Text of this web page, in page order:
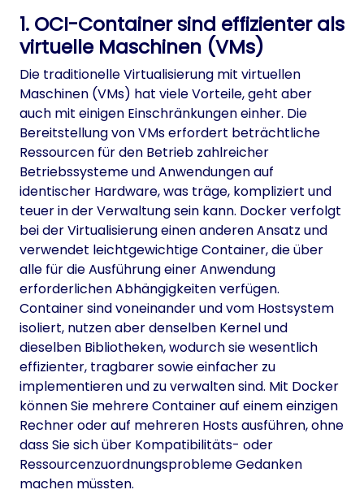
1. OCI-Container sind effizienter als
virtuelle Maschinen (VMs)
Die traditionelle Virtualisierung mit virtuellen
Maschinen (VMs) hat viele Vorteile, geht aber
auch mit einigen Einschränkungen einher. Die
Bereitstellung von VMs erfordert beträchtliche
Ressourcen für den Betrieb zahlreicher
Betriebssysteme und Anwendungen auf
identischer Hardware, was träge, kompliziert und
teuer in der Verwaltung sein kann. Docker verfolgt
bei der Virtualisierung einen anderen Ansatz und
verwendet leichtgewichtige Container, die über
alle für die Ausführung einer Anwendung
erforderlichen Abhängigkeiten verfügen.
Container sind voneinander und vom Hostsystem
isoliert, nutzen aber denselben Kernel und
dieselben Bibliotheken, wodurch sie wesentlich
effizienter, tragbarer sowie einfacher zu
implementieren und zu verwalten sind. Mit Docker
können Sie mehrere Container auf einem einzigen
Rechner oder auf mehreren Hosts ausführen, ohne
dass Sie sich über Kompatibilitäts- oder
Ressourcenzuordnungsprobleme Gedanken
machen müssten.